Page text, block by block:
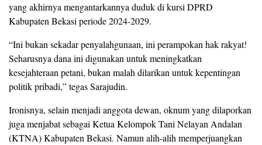
yang akhirnya mengantarkannya duduk di kursi DPRD
Kabupaten Bekasi periode 2024-2029.
“Ini bukan sekadar penyalahgunaan, ini perampokan hak rakyat!
Seharusnya dana ini digunakan untuk meningkatkan
kesejahteraan petani, bukan malah dilarikan untuk kepentingan
politik pribadi,” tegas Sarajudin.
Ironisnya, selain menjadi anggota dewan, oknum yang dilaporkan
juga menjabat sebagai Ketua Kelompok Tani Nelayan Andalan
(KTNA) Kabupaten Bekasi. Namun alih-alih memperjuangkan